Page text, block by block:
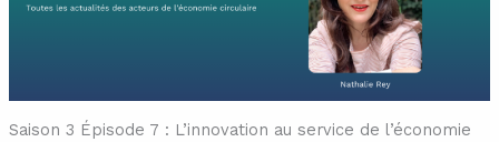
Saison 3 Épisode 7 : L’innovation au service de l’économie